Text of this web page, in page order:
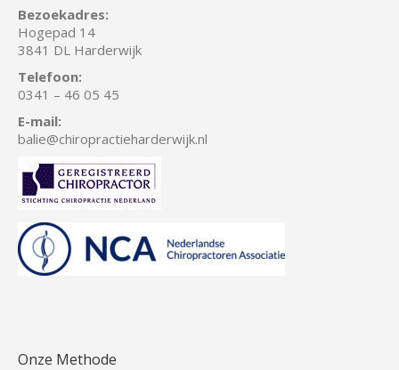
Bezoekadres:
Hogepad 14
3841 DL Harderwijk
Telefoon:
0341 – 46 05 45
E-mail:
balie@chiropractieharderwijk.nl
Onze Methode